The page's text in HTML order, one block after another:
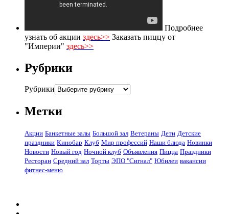
Подробнее
узнать об акции здесь>> Заказать пиццу от
"Империи" здесь>>
Рубрики
Рубрики
Метки
Акции Банкетные залы Большой зал Ветераны Дети Детские
праздники Кинобар Клуб Мир профессий Наши блюда Новинки
Новости Новый год Ночной клуб Объявления Пицца Праздники
Ресторан Средний зал Торты ЭПО "Сигнал" Юбилеи вакансии
фитнес-меню